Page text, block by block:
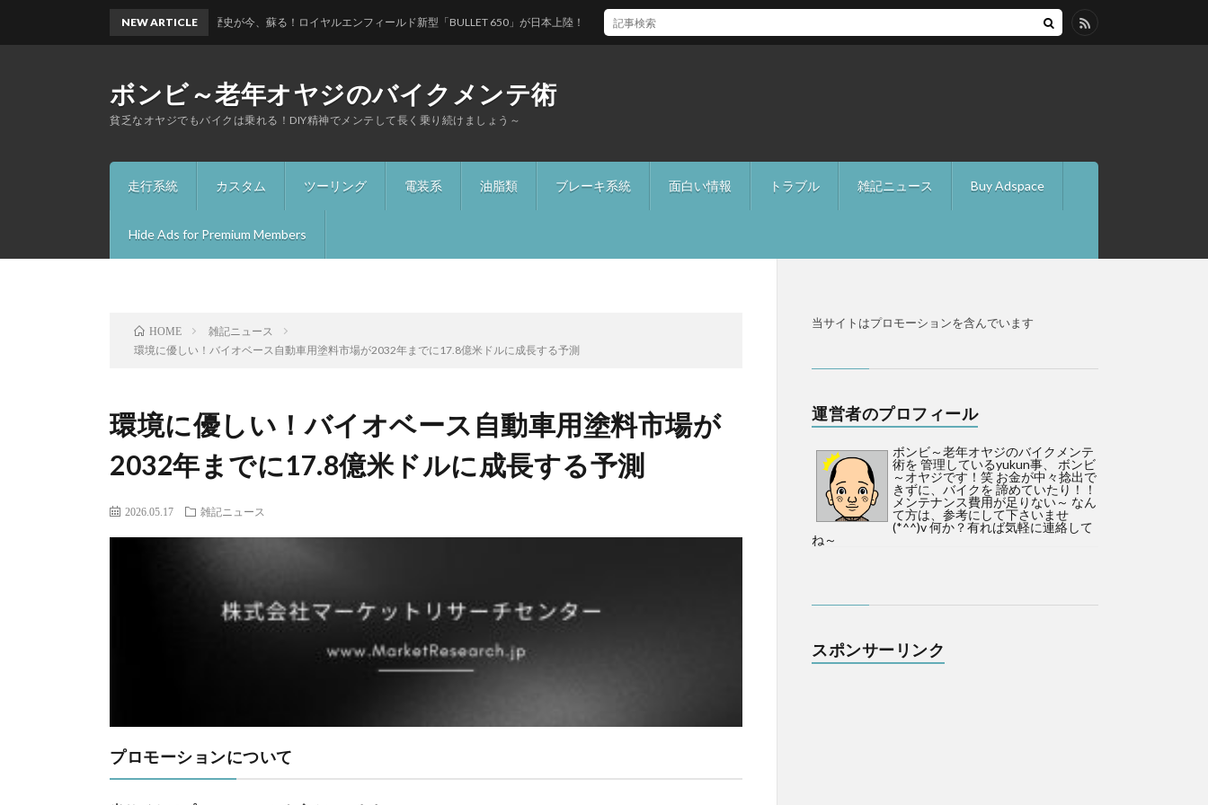
ボンビ～老年オヤジのバイクメンテ術
貧乏なオヤジでもバイクは乗れる！DIY精神でメンテして長く乗り続けましょう～
走行系統 カスタム ツーリング 電装系 油脂類 ブレーキ系統 面白い情報 トラブル 雑記ニュース Buy Adspace
Hide Ads for Premium Members
NEW ARTICLE
90年の歴史が今、蘇る！ロイヤルエンフィールド新型「BULLET 650」が日本上陸！
HOME
雑記ニュース
環境に優しい！バイオベース自動車用塗料市場が2032年までに17.8億米ドルに成長する予測
環境に優しい！バイオベース自動車用塗料市場が
2032年までに17.8億米ドルに成長する予測
2026.05.17 雑記ニュース
プロモーションについて
当サイトはプロモーションを含んでいます
運営者のプロフィール
ボンビ～老年オヤジのバイクメンテ
術を 管理しているyukun事、 ボンビ
～オヤジです！笑 お金が中々捻出で
きずに、バイクを 諦めていたり！！
メンテナンス費用が足りない～ なん
て方は、参考にして下さいませ
(*^^)v 何か？有れば気軽に連絡して
ね～
スポンサーリンク